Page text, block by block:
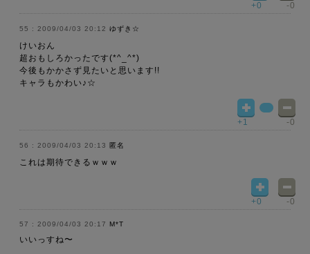
+0 -0
2009/04/03 20:12 ゆずき☆
けいおん
超おもしろかったです(*^_^*)
今後もかかさず見たいと思います!!
キャラもかわい♪☆
+1 -0
2009/04/03 20:13 匿名
これは期待できるｗｗｗ
+0 -0
2009/04/03 20:17 M*T
いいっすね〜